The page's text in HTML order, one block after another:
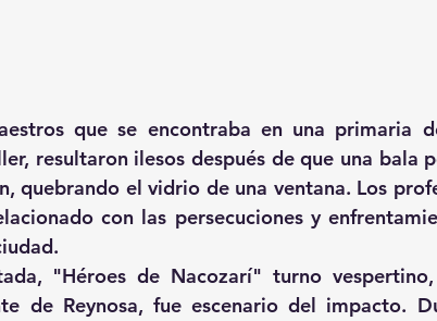
que se encontraba en una primaria
resultaron ilesos después de que una bala
quebrando el vidrio de una ventana. Los
con las persecuciones y
"Héroes de Nacozarí" turno
de Reynosa, fue escenario del impacto.